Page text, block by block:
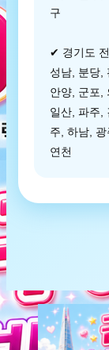
구
✔ 경기도
성남, 분당,
안양, 군포,
일산, 파주,
주, 하남,
연천